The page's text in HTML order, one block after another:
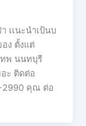
เเนะนำเป้นบ
ง ตั้งแต่
ทพ นนทบุรี
ะ ติดต่อ
2990 คุณ ต่อ